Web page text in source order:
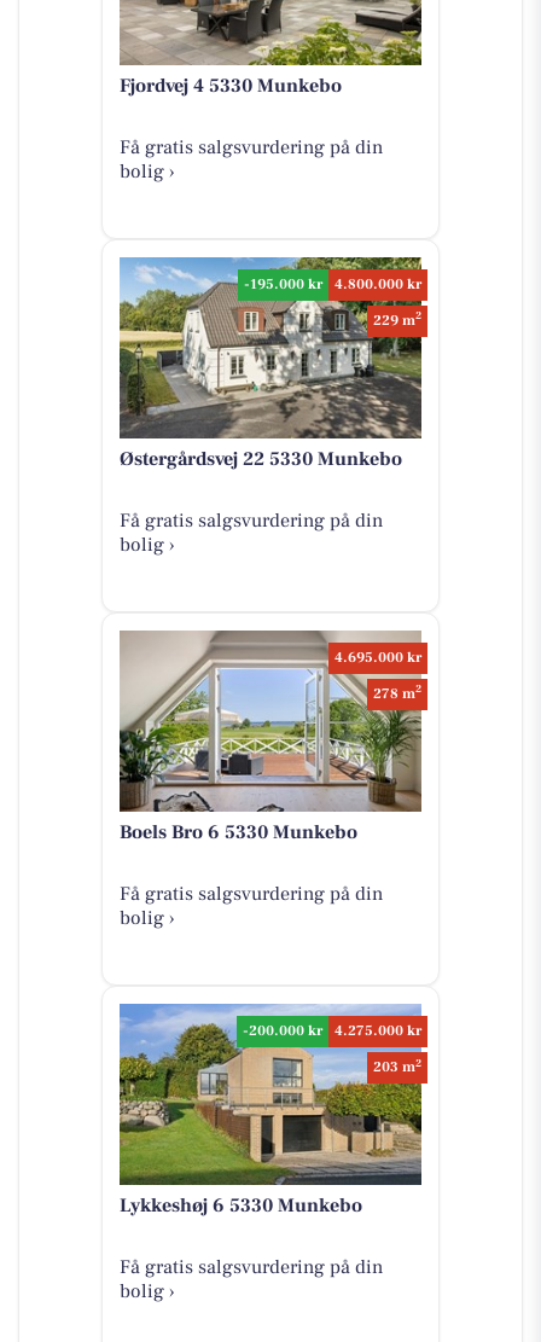
Fjordvej 4 5330 Munkebo
Få gratis salgsvurdering på din
bolig ›
-195.000 kr
4.800.000 kr
229 m2
Østergårdsvej 22 5330 Munkebo
Få gratis salgsvurdering på din
bolig ›
4.695.000 kr
278 m2
Boels Bro 6 5330 Munkebo
Få gratis salgsvurdering på din
bolig ›
-200.000 kr
4.275.000 kr
203 m2
Lykkeshøj 6 5330 Munkebo
Få gratis salgsvurdering på din
bolig ›